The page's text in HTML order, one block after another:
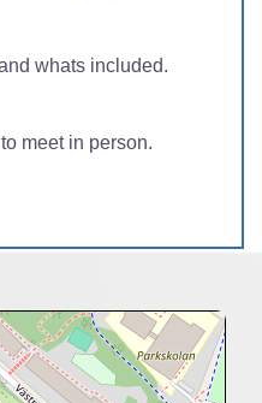
whats included.
meet in person.